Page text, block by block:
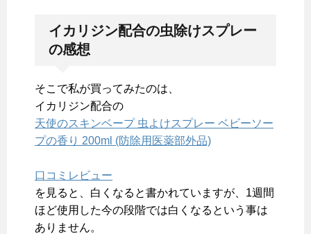
イカリジン配合の虫除けスプレー
の感想
そこで私が買ってみたのは、
イカリジン配合の
天使のスキンベープ 虫よけスプレー ベビーソー
プの香り 200ml (防除用医薬部外品)
口コミレビュー
を見ると、白くなると書かれていますが、1週間
ほど使用した今の段階では白くなるという事は
ありません。